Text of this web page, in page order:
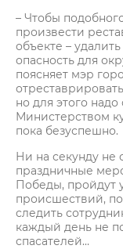
– Чтобы
произвести
объекте –
опасность для
поясняет мэр
но для этого
Министерством
пока безуспешно.
Ни на секунду не
праздничные
Победы, пройдут
происшествий,
следить
каждый день не
спасателей…